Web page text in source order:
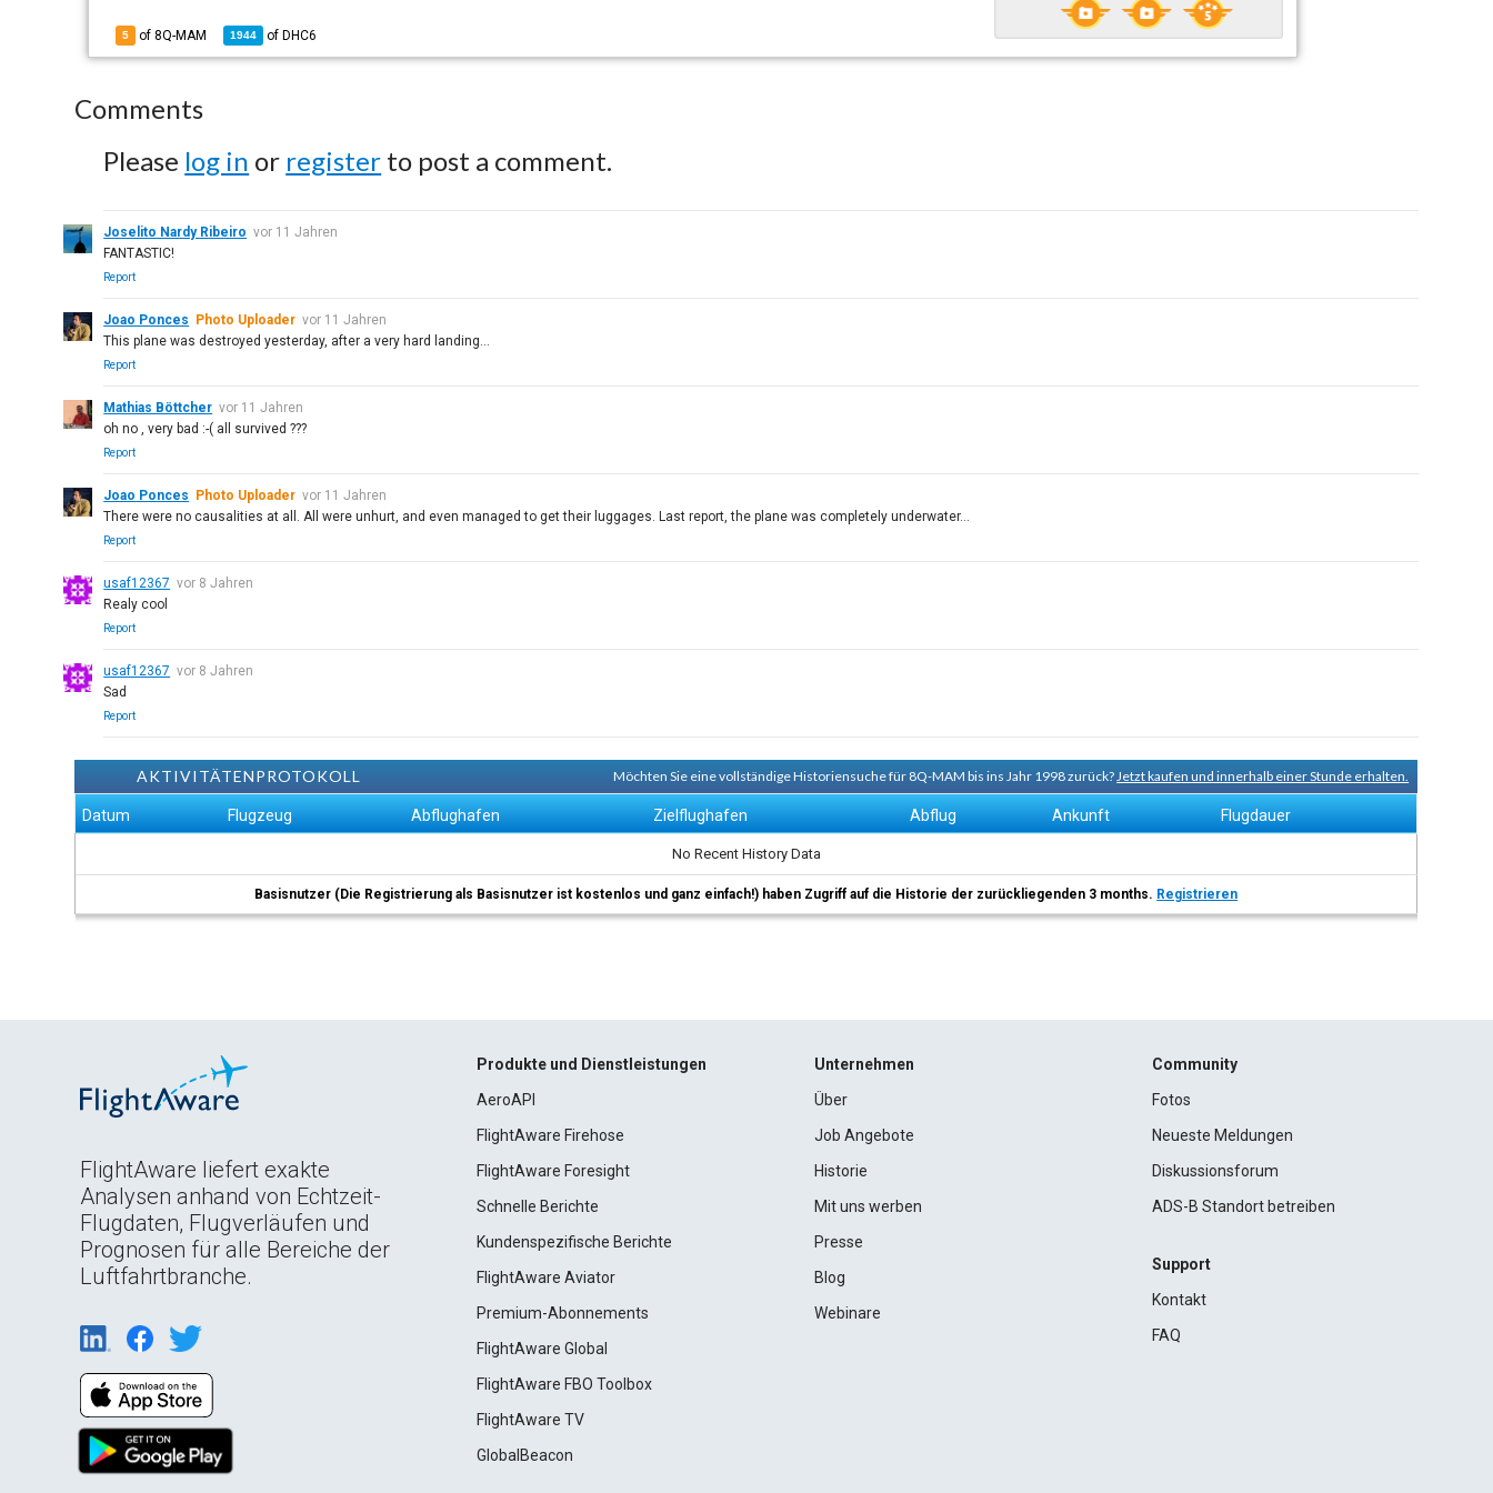
5 of 8Q-MAM 1944 of DHC6
Comments
Please log in or register to post a comment.
Joselito Nardy Ribeiro vor 11 Jahren
FANTASTIC!
Report
Joao Ponces Photo Uploader vor 11 Jahren
This plane was destroyed yesterday, after a very hard landing...
Report
Mathias Böttcher vor 11 Jahren
oh no , very bad :-( all survived ???
Report
Joao Ponces Photo Uploader vor 11 Jahren
There were no causalities at all. All were unhurt, and even managed to get their luggages. Last report, the plane was completely underwater...
Report
usaf12367 vor 8 Jahren
Realy cool
Report
usaf12367 vor 8 Jahren
Sad
Report
AKTIVITÄTENPROTOKOLL Möchten Sie eine vollständige Historiensuche für 8Q-MAM bis ins Jahr 1998 zurück?Jetzt kaufen und innerhalb einer Stunde erhalten.
Datum Flugzeug Abflughafen Zielflughafen Abflug Ankunft Flugdauer
No Recent History Data
Basisnutzer (Die Registrierung als Basisnutzer ist kostenlos und ganz einfach!) haben Zugriff auf die Historie der zurückliegenden 3 months. Registrieren
FlightAware liefert exakte
Analysen anhand von Echtzeit-
Flugdaten, Flugverläufen und
Prognosen für alle Bereiche der
Luftfahrtbranche.
Produkte und Dienstleistungen
AeroAPI
FlightAware Firehose
FlightAware Foresight
Schnelle Berichte
Kundenspezifische Berichte
FlightAware Aviator
Premium-Abonnements
FlightAware Global
FlightAware FBO Toolbox
FlightAware TV
GlobalBeacon
Unternehmen
Über
Job Angebote
Historie
Mit uns werben
Presse
Blog
Webinare
Community
Fotos
Neueste Meldungen
Diskussionsforum
ADS-B Standort betreiben
Support
Kontakt
FAQ